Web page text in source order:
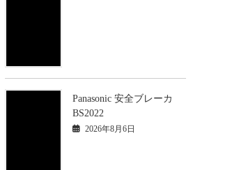
Panasonic 安全ブレーカ
BS2022
2026年8月6日